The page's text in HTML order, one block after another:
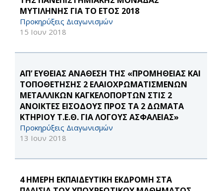
ΜΥΤΙΛΗΝΗΣ ΓΙΑ ΤΟ ΕΤΟΣ 2018
Προκηρύξεις Διαγωνισμών
15 Ιουν 2018
ΑΠ’ ΕΥΘΕΙΑΣ ΑΝΑΘΕΣΗ ΤΗΣ «ΠΡΟΜΗΘΕΙΑΣ ΚΑΙ
ΤΟΠΟΘΕΤΗΣΗΣ 2 ΕΛΑΙΟΧΡΩΜΑΤΙΣΜΕΝΩΝ
ΜΕΤΑΛΛΙΚΩΝ ΚΑΓΚΕΛΟΠΟΡΤΩΝ ΣΤΙΣ 2
ΑΝΟΙΚΤΕΣ ΕΙΣΟΔΟΥΣ ΠΡΟΣ ΤΑ 2 ΔΩΜΑΤΑ
ΚΤΗΡΙΟΥ Τ.Ε.Θ. ΓΙΑ ΛΟΓΟΥΣ ΑΣΦΑΛΕΙΑΣ»
Προκηρύξεις Διαγωνισμών
13 Ιουν 2018
4 ΗΜΕΡΗ ΕΚΠΑΙΔΕΥΤΙΚΗ ΕΚΔΡΟΜΗ ΣΤΑ